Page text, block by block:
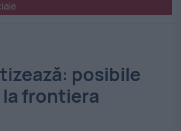
posibile
frontiera